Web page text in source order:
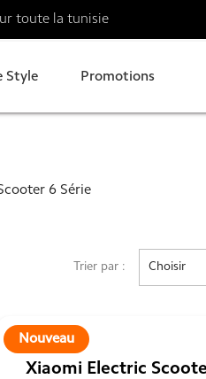
toute la tunisie
Style Promotions
Trier par : Choisir
Xiaomi Electric
Nouveau